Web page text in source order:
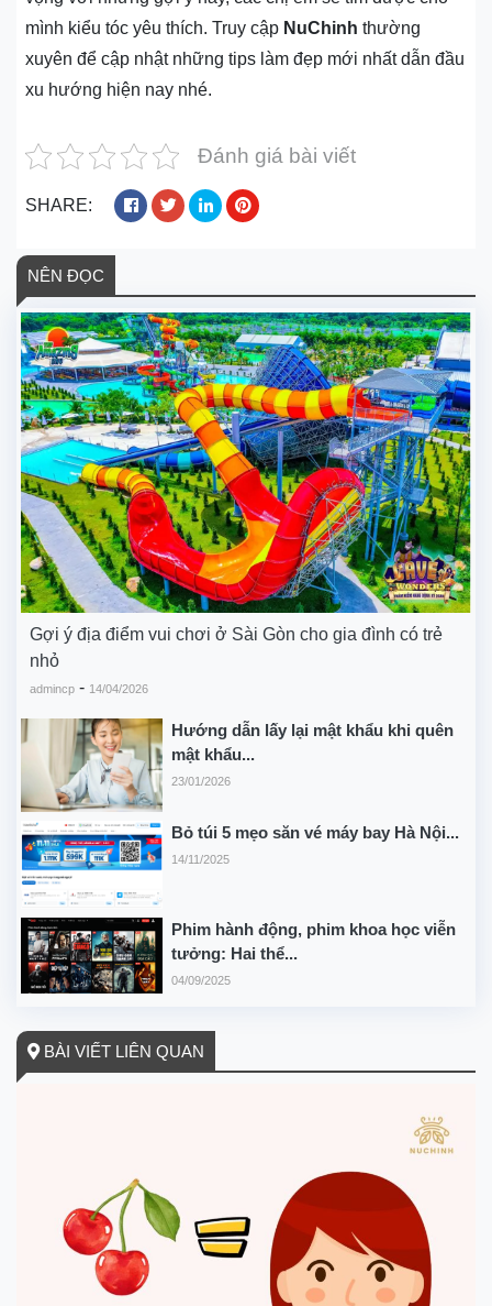
mình kiểu tóc yêu thích. Truy cập NuChinh thường
xuyên để cập nhật những tips làm đẹp mới nhất dẫn đầu
xu hướng hiện nay nhé.
Đánh giá bài viết
SHARE:
NÊN ĐỌC
Gợi ý địa điểm vui chơi ở Sài Gòn cho gia đình có trẻ
nhỏ
admincp - 14/04/2026
Hướng dẫn lấy lại mật khẩu khi quên
mật khẩu...
23/01/2026
Bỏ túi 5 mẹo săn vé máy bay Hà Nội...
14/11/2025
Phim hành động, phim khoa học viễn
tưởng: Hai thể...
04/09/2025
BÀI VIẾT LIÊN QUAN